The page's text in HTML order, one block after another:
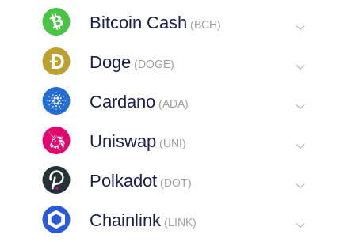
Bitcoin Cash (BCH)
Doge (DOGE)
Cardano (ADA)
Uniswap (UNI)
Polkadot (DOT)
Chainlink (LINK)